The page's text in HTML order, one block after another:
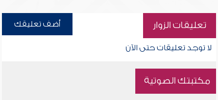
تعليقات الزوار أضف تعليقك
لا توجد تعليقات حتى الآن
مكتبتك الصوتية